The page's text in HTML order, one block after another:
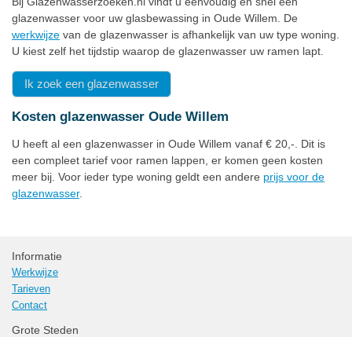
glazenwasser voor uw glasbewassing in Oude Willem. De
werkwijze van de glazenwasser is afhankelijk van uw type woning.
U kiest zelf het tijdstip waarop de glazenwasser uw ramen lapt.
Ik zoek een glazenwasser
Kosten glazenwasser Oude Willem
U heeft al een glazenwasser in Oude Willem vanaf € 20,-. Dit is
een compleet tarief voor ramen lappen, er komen geen kosten
meer bij. Voor ieder type woning geldt een andere prijs voor de
glazenwasser.
Informatie
Werkwijze
Tarieven
Contact
Grote Steden